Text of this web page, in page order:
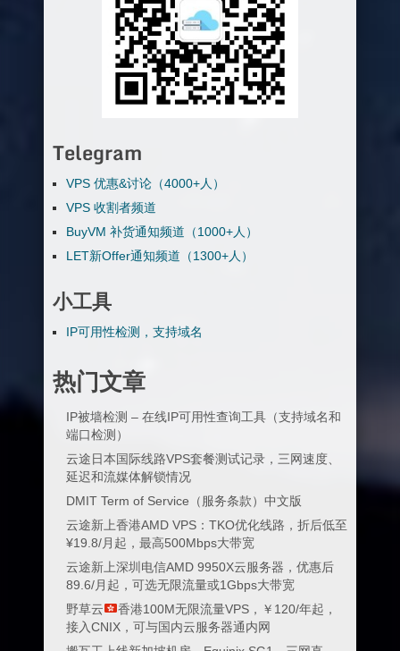
Telegram
VPS 优惠&讨论（4000+人）
VPS 收割者频道
BuyVM 补货通知频道（1000+人）
LET新Offer通知频道（1300+人）
小工具
IP可用性检测，支持域名
热门文章
IP被墙检测 – 在线IP可用性查询工具（支持域名和
端口检测）
云途日本国际线路VPS套餐测试记录，三网速度、
延迟和流媒体解锁情况
DMIT Term of Service（服务条款）中文版
云途新上香港AMD VPS：TKO优化线路，折后低至
¥19.8/月起，最高500Mbps大带宽
云途新上深圳电信AMD 9950X云服务器，优惠后
89.6/月起，可选无限流量或1Gbps大带宽
野草云
香港100M无限流量VPS，￥120/年起，
接入CNIX，可与国内云服务器通内网